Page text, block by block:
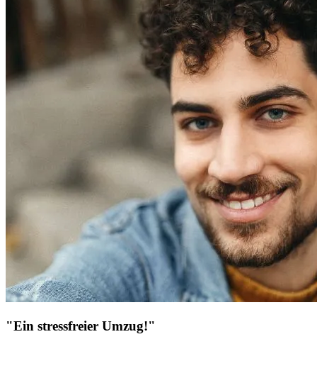
"Ein stressfreier Umzug!"